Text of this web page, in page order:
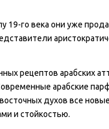
го века они уже
рецептов арабских
арабские
духов все
и стойкостью.